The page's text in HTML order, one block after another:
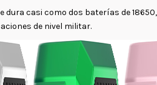
casi como dos baterías de
de nivel militar.